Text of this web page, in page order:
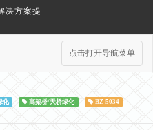
决方案提
点击打开导航菜单
化 高架桥/天桥绿化 BZ-5034